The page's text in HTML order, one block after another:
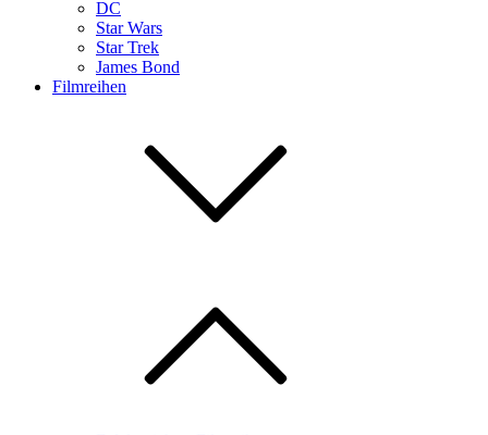
DC
Star Wars
Star Trek
James Bond
Filmreihen